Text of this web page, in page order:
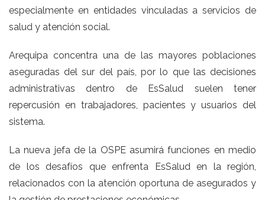
especialmente en entidades vinculadas a servicios de
salud y atención social.
Arequipa concentra una de las mayores poblaciones
aseguradas del sur del país, por lo que las decisiones
administrativas dentro de EsSalud suelen tener
repercusión en trabajadores, pacientes y usuarios del
sistema.
La nueva jefa de la OSPE asumirá funciones en medio
de los desafíos que enfrenta EsSalud en la región,
relacionados con la atención oportuna de asegurados y